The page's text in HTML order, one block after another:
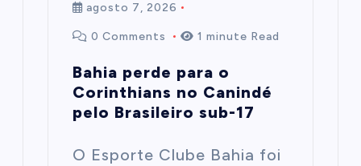
agosto 7, 2026
0 Comments 1 minute Read
Bahia perde para o
Corinthians no Canindé
pelo Brasileiro sub-17
O Esporte Clube Bahia foi